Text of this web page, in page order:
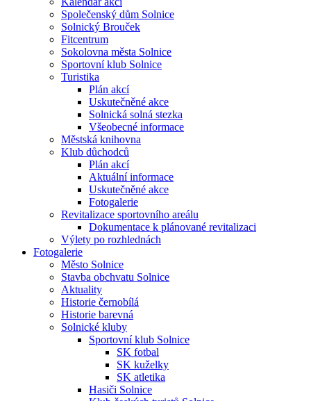
Společenský dům Solnice
Solnický Brouček
Fitcentrum
Sokolovna města Solnice
Sportovní klub Solnice
Turistika
Plán akcí
Uskutečněné akce
Solnická solná stezka
Všeobecné informace
Městská knihovna
Klub důchodců
Plán akcí
Aktuální informace
Uskutečněné akce
Fotogalerie
Revitalizace sportovního areálu
Dokumentace k plánované revitalizaci
Výlety po rozhlednách
Fotogalerie
Město Solnice
Stavba obchvatu Solnice
Aktuality
Historie černobílá
Historie barevná
Solnické kluby
Sportovní klub Solnice
SK fotbal
SK kuželky
SK atletika
Hasiči Solnice